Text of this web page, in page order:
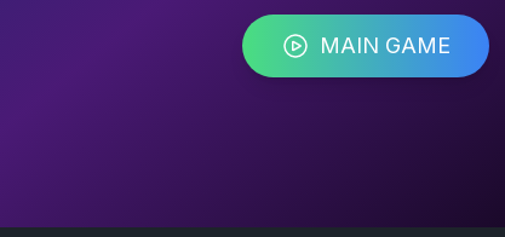
MAIN GAME